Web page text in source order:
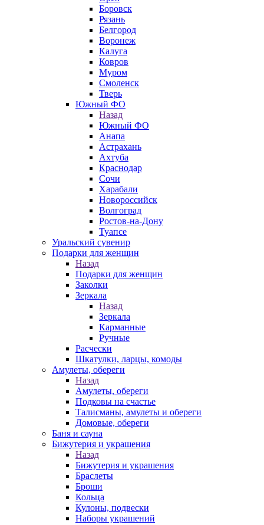
Боровск
Рязань
Белгород
Воронеж
Калуга
Ковров
Муром
Смоленск
Тверь
Южный ФО
Назад
Южный ФО
Анапа
Астрахань
Ахтуба
Краснодар
Сочи
Харабали
Новороссийск
Волгоград
Ростов-на-Дону
Туапсе
Уральский сувенир
Подарки для женщин
Назад
Подарки для женщин
Заколки
Зеркала
Назад
Зеркала
Карманные
Ручные
Расчески
Шкатулки, ларцы, комоды
Амулеты, обереги
Назад
Амулеты, обереги
Подковы на счастье
Талисманы, амулеты и обереги
Домовые, обереги
Баня и сауна
Бижутерия и украшения
Назад
Бижутерия и украшения
Браслеты
Броши
Кольца
Кулоны, подвески
Наборы украшений